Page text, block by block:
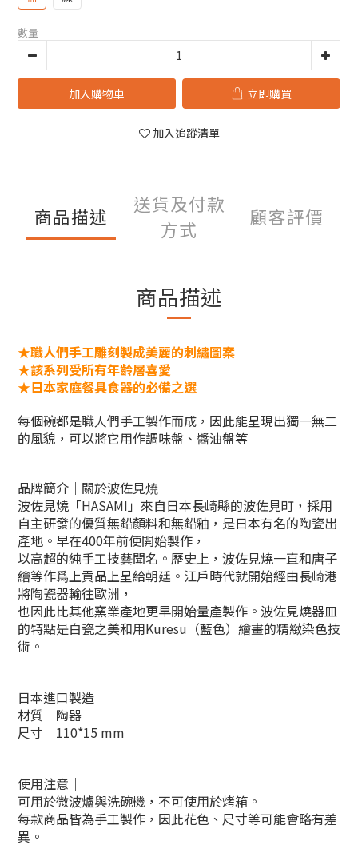
數量
加入購物車 立即購買
加入追蹤清單
商品描述
送貨及付款
方式
顧客評價
商品描述
★職人們手工雕刻製成美麗的刺繡圖案
★該系列受所有年齡層喜愛
★日本家庭餐具食器的必備之選
每個碗都是職人們手工製作而成，因此能呈現出獨一無二
的風貌，可以將它用作調味盤、醬油盤等
品牌簡介｜關於波佐見焼
波佐見燒「HASAMI」來自日本長崎縣的波佐見町，採用
自主研發的優質無鉛顏料和無鉛釉，是日本有名的陶瓷出
產地。早在400年前便開始製作，
以高超的純手工技藝聞名。歷史上，波佐見燒一直和唐子
繪等作爲上貢品上呈給朝廷。 江戶時代就開始經由長崎港
將陶瓷器輸往歐洲，
也因此比其他窯業產地更早開始量產製作。 波佐見燒器皿
的特點是白瓷之美和用Kuresu（藍色）繪畫的精緻染色技
術。
日本進口製造
材質｜陶器
尺寸｜110*15 mm
使用注意｜
可用於微波爐與洗碗機，不可使用於烤箱。
每款商品皆為手工製作，因此花色、尺寸等可能會略有差
異。